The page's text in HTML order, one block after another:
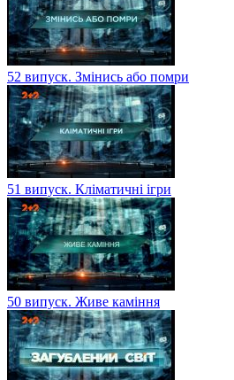
52 випуск. Змінись або помри
51 випуск. Кліматичні ігри
50 випуск. Живе каміння